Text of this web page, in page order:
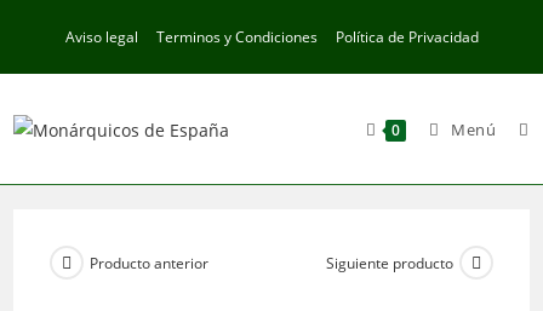
contenido
Aviso legal Terminos y Condiciones Política de Privacidad
0 Menú
Producto anterior Siguiente producto